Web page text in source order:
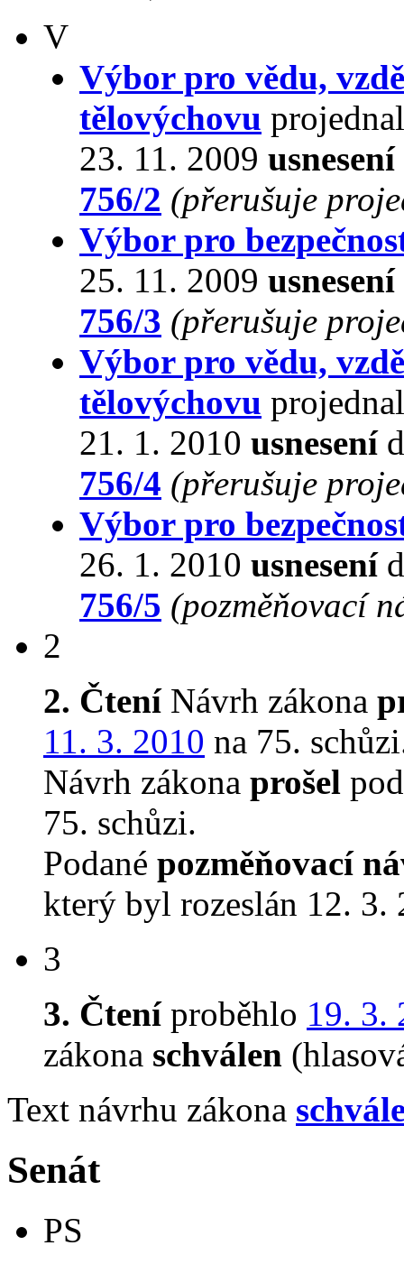
V
Výbor pro vědu,
tělovýchovu
23. 11. 2009 usnesení
756/2 (přerušuje
Výbor pro
25. 11. 2009 usnesení
756/3 (přerušuje
Výbor pro vědu,
tělovýchovu
21. 1. 2010 usnesení
756/4 (přerušuje
Výbor pro
26. 1. 2010 usnesení
756/5 (pozměňovací
2
2. ČteníNávrh zákona
11. 3. 2010 na 75.
Návrh zákona prošel
75. schůzi.
Podané pozměňovací
který byl rozeslán 12. 3.
3
3. Čteníproběhlo 19. 3.
zákona schválen
Text návrhu zákona
Senát
PS